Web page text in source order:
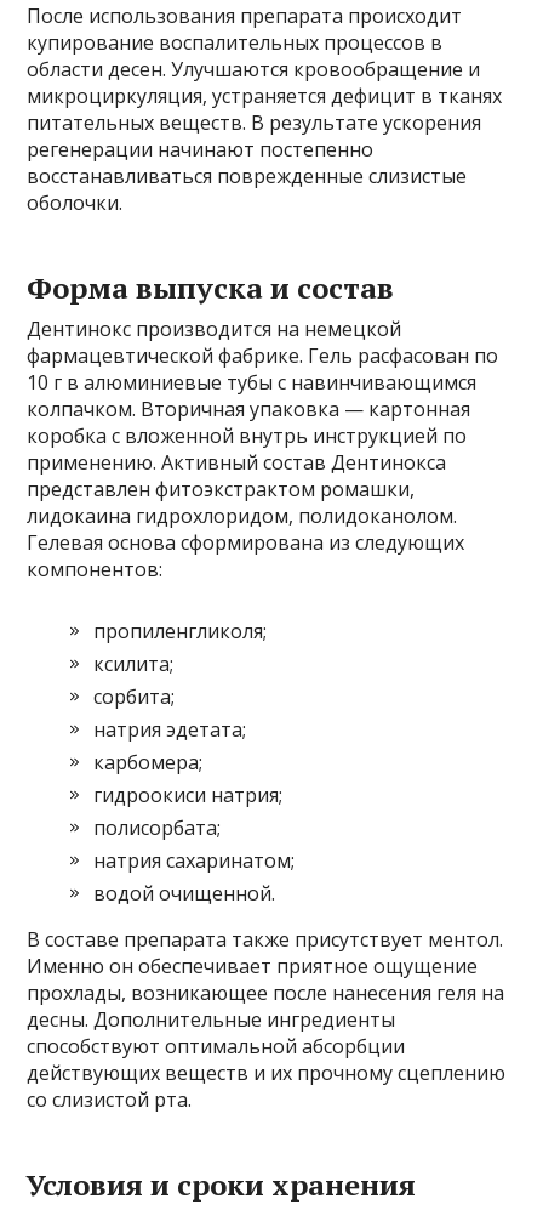
После использования препарата происходит
купирование воспалительных процессов в
области десен. Улучшаются кровообращение и
микроциркуляция, устраняется дефицит в тканях
питательных веществ. В результате ускорения
регенерации начинают постепенно
восстанавливаться поврежденные слизистые
оболочки.
Форма выпуска и состав
Дентинокс производится на немецкой
фармацевтической фабрике. Гель расфасован по
10 г в алюминиевые тубы с навинчивающимся
колпачком. Вторичная упаковка — картонная
коробка с вложенной внутрь инструкцией по
применению. Активный состав Дентинокса
представлен фитоэкстрактом ромашки,
лидокаина гидрохлоридом, полидоканолом.
Гелевая основа сформирована из следующих
компонентов:
пропиленгликоля;
ксилита;
сорбита;
натрия эдетата;
карбомера;
гидроокиси натрия;
полисорбата;
натрия сахаринатом;
водой очищенной.
В составе препарата также присутствует ментол.
Именно он обеспечивает приятное ощущение
прохлады, возникающее после нанесения геля на
десны. Дополнительные ингредиенты
способствуют оптимальной абсорбции
действующих веществ и их прочному сцеплению
со слизистой рта.
Условия и сроки хранения